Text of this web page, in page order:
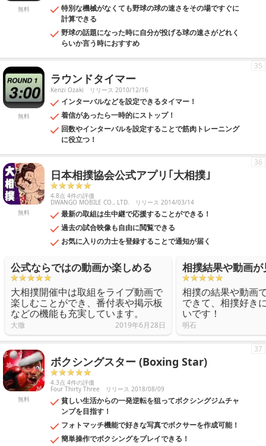
無料
特別な機械がなくても野球の球の速さをその場ですぐに
計算できる
野球の話題になった時に自分が投げる球の速さがどれく
らいか言う時におすすめ
無料
ラウンドタイマー
Kenzi Ozaki リリース 2010/12/16
インターバルなどを設定できるタイマー！
着信があったら一時的にストップ！
回数やインターバルを設定することで筋肉トレーニング
に役立つ！
35
無料
日本相撲協会公式アプリ｢大相撲｣
4.8点 4件の評価
DWANGO MOBILE CO., LTD. リリース 2014/03/14
最新の取組は生中継で応援することができる！
過去の試合映像も自由に閲覧できる
お気に入りの力士を登録することで通知が届く
36
公式ならではの動画か楽しめる
大相撲開催中は取組をライブ動画で
楽しむことができ、番付表や掲示板
などの機能も充実しています。
大徹 2019年6月28日
相撲結果や動画が
相撲の結果や動画
できて、相撲好き
いです！
明石
無料
ボクシングスター (Boxing Star)
4.3点 4件の評価
Four Thirty Three リリース 2018/08/09
貧しい生活からの一発逆転を狙ってボクシングジムチャ
ンプを目指す！
フォトマッチ機能で好きな写真でボクサーを作成可能！
簡単操作でボクシングをプレイできる！
37